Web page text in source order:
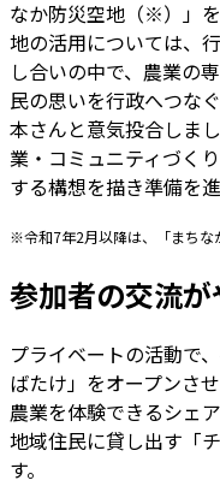
なか防災空地（※）」
地の活用については、
し合いの中で、農業の
民の思いを行政へつな
本さんと意気投合しま
業・コミュニティづく
する構想を描き準備を進
※令和7年2月以降は、「まちな
参加者の交流が
プライベートの活動で
ばたけ」をオープンさ
農業を体験できるシェ
地域住民に貸し出す「
す。